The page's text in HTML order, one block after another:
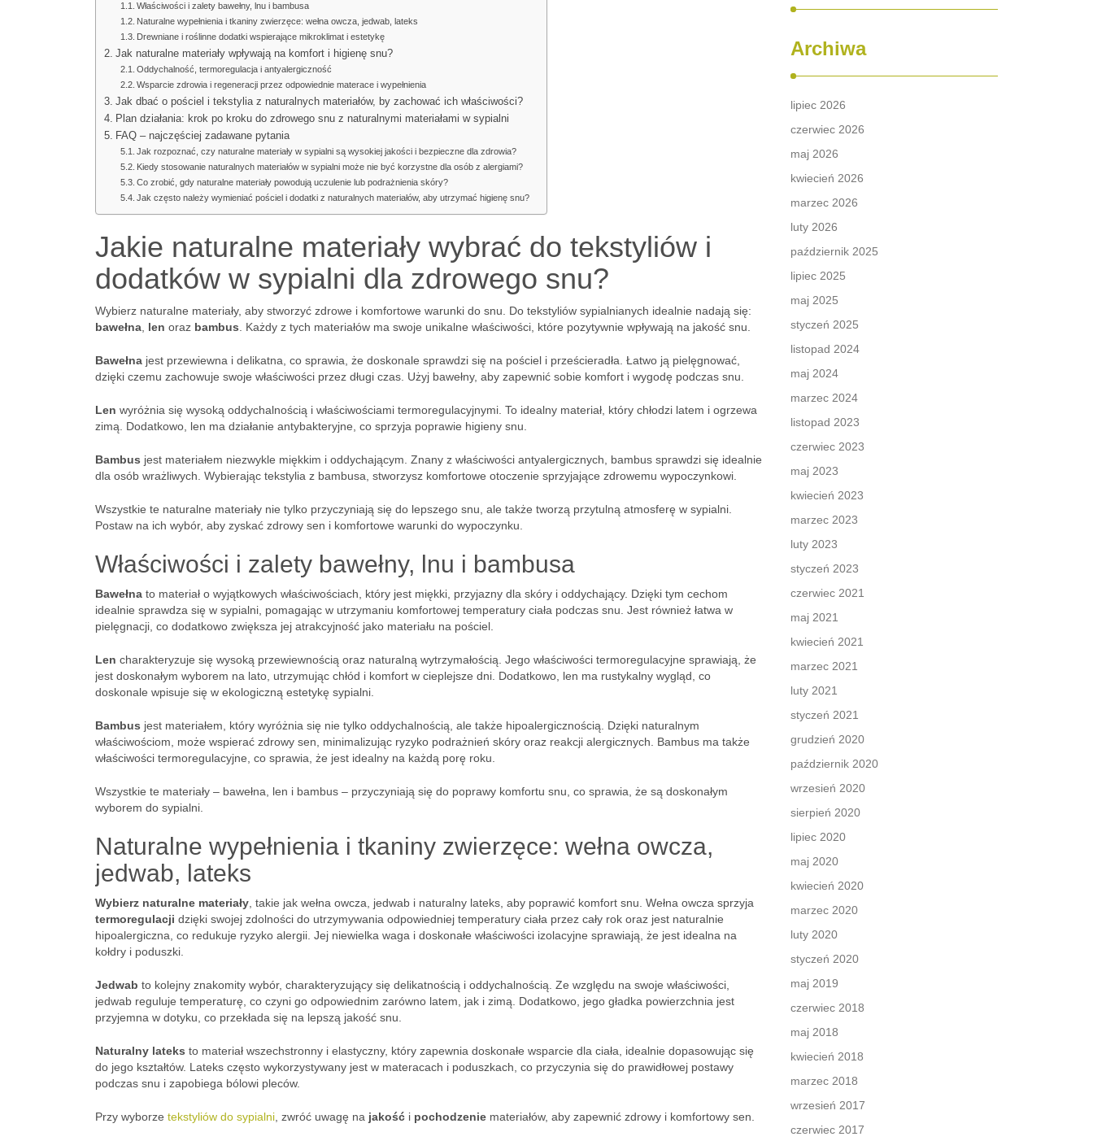
Właściwości i zalety bawełny, lnu i bambusa
Naturalne wypełnienia i tkaniny zwierzęce: wełna owcza, jedwab, lateks
Drewniane i roślinne dodatki wspierające mikroklimat i estetykę
Jak naturalne materiały wpływają na komfort i higienę snu?
Oddychalność, termoregulacja i antyalergiczność
Wsparcie zdrowia i regeneracji przez odpowiednie materace i wypełnienia
Jak dbać o pościel i tekstylia z naturalnych materiałów, by zachować ich właściwości?
Plan działania: krok po kroku do zdrowego snu z naturalnymi materiałami w sypialni
FAQ – najczęściej zadawane pytania
Jak rozpoznać, czy naturalne materiały w sypialni są wysokiej jakości i bezpieczne dla zdrowia?
Kiedy stosowanie naturalnych materiałów w sypialni może nie być korzystne dla osób z alergiami?
Co zrobić, gdy naturalne materiały powodują uczulenie lub podrażnienia skóry?
Jak często należy wymieniać pościel i dodatki z naturalnych materiałów, aby utrzymać higienę snu?
Jakie naturalne materiały wybrać do tekstyliów i
dodatków w sypialni dla zdrowego snu?
Wybierz naturalne materiały, aby stworzyć zdrowe i komfortowe warunki do snu. Do tekstyliów sypialnianych idealnie nadają się:
bawełna len oraz bambus . Każdy z tych materiałów ma swoje unikalne właściwości, które pozytywnie wpływają na jakość snu.
Bawełna jest przewiewna i delikatna, co sprawia, że doskonale sprawdzi się na pościel i prześcieradła. Łatwo ją pielęgnować,
dzięki czemu zachowuje swoje właściwości przez długi czas. Użyj bawełny, aby zapewnić sobie komfort i wygodę podczas snu.
Len wyróżnia się wysoką oddychalnością i właściwościami termoregulacyjnymi. To idealny materiał, który chłodzi latem i ogrzewa
zimą. Dodatkowo, len ma działanie antybakteryjne, co sprzyja poprawie higieny snu.
Bambus jest materiałem niezwykle miękkim i oddychającym. Znany z właściwości antyalergicznych, bambus sprawdzi się idealnie
dla osób wrażliwych. Wybierając tekstylia z bambusa, stworzysz komfortowe otoczenie sprzyjające zdrowemu wypoczynkowi.
Wszystkie te naturalne materiały nie tylko przyczyniają się do lepszego snu, ale także tworzą przytulną atmosferę w sypialni.
Postaw na ich wybór, aby zyskać zdrowy sen i komfortowe warunki do wypoczynku.
Właściwości i zalety bawełny, lnu i bambusa
Bawełna to materiał o wyjątkowych właściwościach, który jest miękki, przyjazny dla skóry i oddychający. Dzięki tym cechom
idealnie sprawdza się w sypialni, pomagając w utrzymaniu komfortowej temperatury ciała podczas snu. Jest również łatwa w
pielęgnacji, co dodatkowo zwiększa jej atrakcyjność jako materiału na pościel.
Len charakteryzuje się wysoką przewiewnością oraz naturalną wytrzymałością. Jego właściwości termoregulacyjne sprawiają, że
jest doskonałym wyborem na lato, utrzymując chłód i komfort w cieplejsze dni. Dodatkowo, len ma rustykalny wygląd, co
doskonale wpisuje się w ekologiczną estetykę sypialni.
Bambus jest materiałem, który wyróżnia się nie tylko oddychalnością, ale także hipoalergicznością. Dzięki naturalnym
właściwościom, może wspierać zdrowy sen, minimalizując ryzyko podrażnień skóry oraz reakcji alergicznych. Bambus ma także
właściwości termoregulacyjne, co sprawia, że jest idealny na każdą porę roku.
Wszystkie te materiały – bawełna, len i bambus – przyczyniają się do poprawy komfortu snu, co sprawia, że są doskonałym
wyborem do sypialni.
Naturalne wypełnienia i tkaniny zwierzęce: wełna owcza,
jedwab, lateks
Wybierz naturalne materiały , takie jak wełna owcza, jedwab i naturalny lateks, aby poprawić komfort snu. Wełna owcza sprzyja
termoregulacji dzięki swojej zdolności do utrzymywania odpowiedniej temperatury ciała przez cały rok oraz jest naturalnie
hipoalergiczna, co redukuje ryzyko alergii. Jej niewielka waga i doskonałe właściwości izolacyjne sprawiają, że jest idealna na
kołdry i poduszki.
Jedwab to kolejny znakomity wybór, charakteryzujący się delikatnością i oddychalnością. Ze względu na swoje właściwości,
jedwab reguluje temperaturę, co czyni go odpowiednim zarówno latem, jak i zimą. Dodatkowo, jego gładka powierzchnia jest
przyjemna w dotyku, co przekłada się na lepszą jakość snu.
Naturalny lateks to materiał wszechstronny i elastyczny, który zapewnia doskonałe wsparcie dla ciała, idealnie dopasowując się
do jego kształtów. Lateks często wykorzystywany jest w materacach i poduszkach, co przyczynia się do prawidłowej postawy
podczas snu i zapobiega bólowi pleców.
Przy wyborze tekstyliów do sypialni , zwróć uwagę na jakość i pochodzenie materiałów, aby zapewnić zdrowy i komfortowy sen.
Archiwa
lipiec 2026
czerwiec 2026
maj 2026
kwiecień 2026
marzec 2026
luty 2026
październik 2025
lipiec 2025
maj 2025
styczeń 2025
listopad 2024
maj 2024
marzec 2024
listopad 2023
czerwiec 2023
maj 2023
kwiecień 2023
marzec 2023
luty 2023
styczeń 2023
czerwiec 2021
maj 2021
kwiecień 2021
marzec 2021
luty 2021
styczeń 2021
grudzień 2020
październik 2020
wrzesień 2020
sierpień 2020
lipiec 2020
maj 2020
kwiecień 2020
marzec 2020
luty 2020
styczeń 2020
maj 2019
czerwiec 2018
maj 2018
kwiecień 2018
marzec 2018
wrzesień 2017
czerwiec 2017